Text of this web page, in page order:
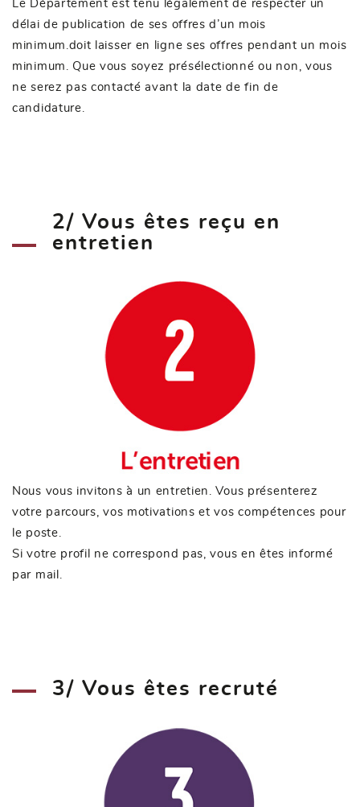
Le Département est tenu légalement de respecter un
délai de publication de ses offres d’un mois
minimum.doit laisser en ligne ses offres pendant un mois
minimum. Que vous soyez présélectionné ou non, vous
ne serez pas contacté avant la date de fin de
candidature.
2/ Vous êtes reçu en
entretien
Nous vous invitons à un entretien. Vous présenterez
votre parcours, vos motivations et vos compétences pour
le poste.
Si votre profil ne correspond pas, vous en êtes informé
par mail.
3/ Vous êtes recruté